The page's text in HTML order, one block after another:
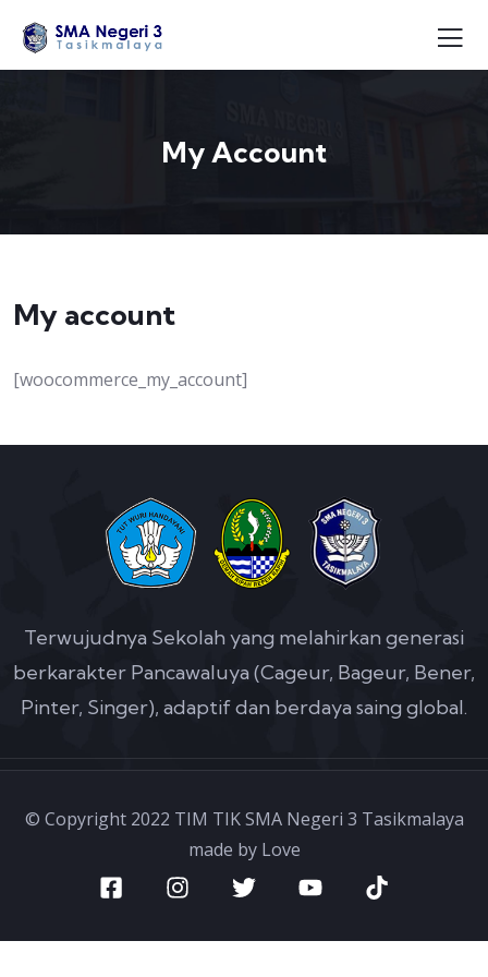
My Account
My account
[woocommerce_my_account]
Terwujudnya Sekolah yang melahirkan generasi
berkarakter Pancawaluya (Cageur, Bageur, Bener,
Pinter, Singer), adaptif dan berdaya saing global.
© Copyright 2022 TIM TIK SMA Negeri 3 Tasikmalaya
made by Love